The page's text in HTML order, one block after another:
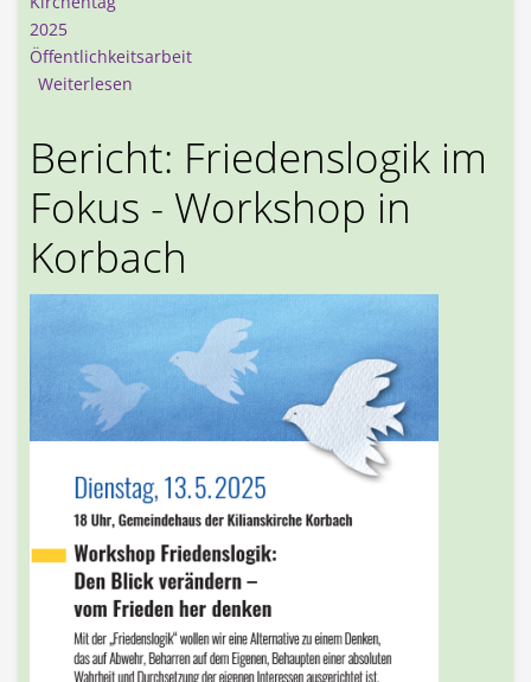
2025
Öffentlichkeitsarbeit
Weiterlesen
Bericht: Friedenslogik im
Fokus - Workshop in
Korbach